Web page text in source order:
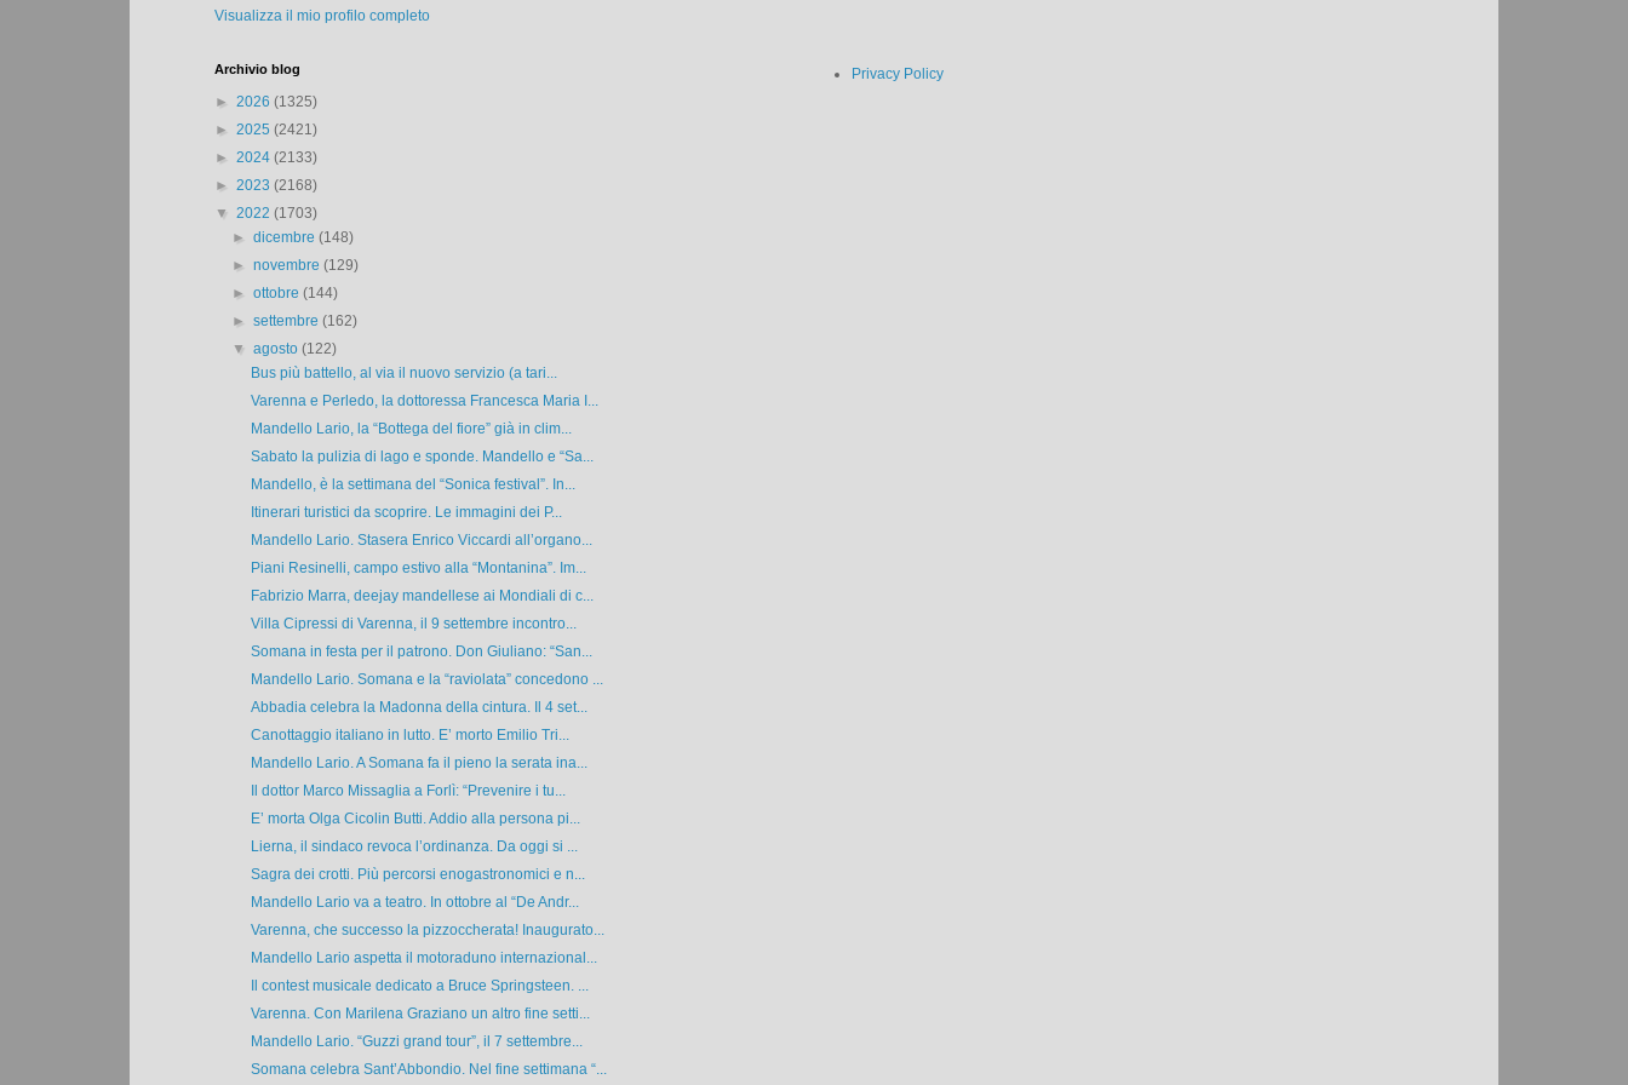
Visualizza il mio profilo completo
Archivio blog
► 2026 (1325)
► 2025 (2421)
► 2024 (2133)
► 2023 (2168)
▼ 2022 (1703)
►dicembre(148)
►novembre(129)
►ottobre(144)
►settembre(162)
▼agosto(122)
Bus più battello, al via il nuovo servizio (a tari...
Varenna e Perledo, la dottoressa Francesca Maria I...
Mandello Lario, la “Bottega del fiore” già in clim...
Sabato la pulizia di lago e sponde. Mandello e “Sa...
Mandello, è la settimana del “Sonica festival”. In...
Itinerari turistici da scoprire. Le immagini dei P...
Mandello Lario. Stasera Enrico Viccardi all’organo...
Piani Resinelli, campo estivo alla “Montanina”. Im...
Fabrizio Marra, deejay mandellese ai Mondiali di c...
Villa Cipressi di Varenna, il 9 settembre incontro...
Somana in festa per il patrono. Don Giuliano: “San...
Mandello Lario. Somana e la “raviolata” concedono ...
Abbadia celebra la Madonna della cintura. Il 4 set...
Canottaggio italiano in lutto. E’ morto Emilio Tri...
Mandello Lario. A Somana fa il pieno la serata ina...
Il dottor Marco Missaglia a Forlì: “Prevenire i tu...
E’ morta Olga Cicolin Butti. Addio alla persona pi...
Lierna, il sindaco revoca l’ordinanza. Da oggi si ...
Sagra dei crotti. Più percorsi enogastronomici e n...
Mandello Lario va a teatro. In ottobre al “De Andr...
Varenna, che successo la pizzoccherata! Inaugurato...
Mandello Lario aspetta il motoraduno internazional...
Il contest musicale dedicato a Bruce Springsteen. ...
Varenna. Con Marilena Graziano un altro fine setti...
Mandello Lario. “Guzzi grand tour”, il 7 settembre...
Somana celebra Sant’Abbondio. Nel fine settimana “...
Privacy Policy